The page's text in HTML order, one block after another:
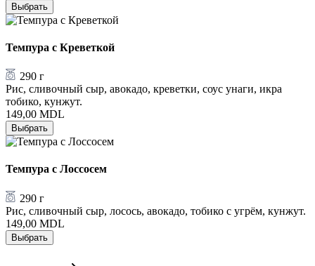
Выбрать
Темпура с Креветкой
290 г
Рис, сливочный сыр, авокадо, креветки, соус унаги, икра
тобико, кунжут.
149,00 MDL
Выбрать
Темпура с Лоссосем
290 г
Рис, сливочный сыр, лосось, авокадо, тобико с угрём, кунжут.
149,00 MDL
Выбрать